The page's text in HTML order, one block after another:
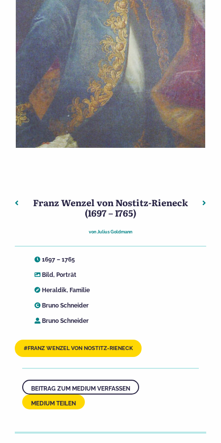
Beitragsnavigation
Vorheriger: Franz Anton von Nostitz-Rieneck (1725 –
Franz Wenzel von Nostitz-Rieneck
(1697 – 1765)
von Julius Goldmann
1697 – 1765
Bild, Porträt
Heraldik, Familie
Bruno Schneider
Bruno Schneider
FRANZ WENZEL VON NOSTITZ-RIENECK
BEITRAG ZUM MEDIUM VERFASSEN
MEDIUM TEILEN